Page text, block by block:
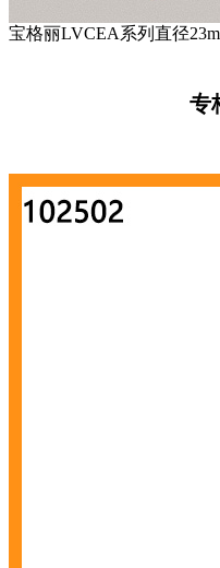
宝格丽LVCEA系列直径
专